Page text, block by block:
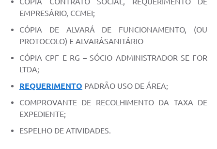
EMPRESÁRIO, CCMEI;
CÓPIA DE ALVARÁ DE FUNCIONAMENTO, (OU
PROTOCOLO) E ALVARÁSANITÁRIO
CÓPIA CPF E RG – SÓCIO ADMINISTRADOR SE FOR
LTDA;
REQUERIMENTO PADRÃO USO DE ÁREA;
COMPROVANTE DE RECOLHIMENTO DA TAXA DE
EXPEDIENTE;
ESPELHO DE ATIVIDADES.